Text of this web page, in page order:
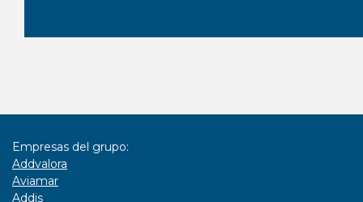
Empresas del grupo:
Addvalora
Aviamar
Addis